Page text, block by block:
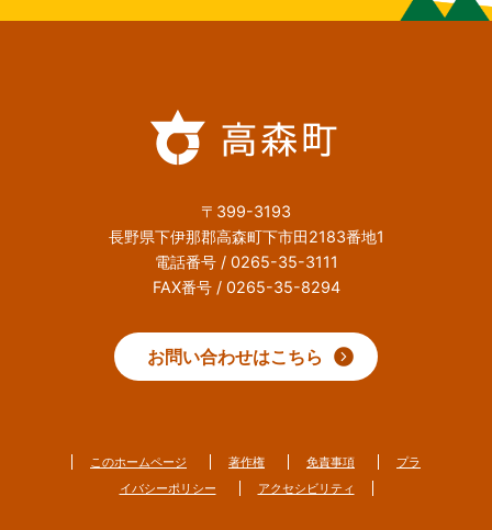
〒399-3193
長野県下伊那郡高森町下市田2183番地1
電話番号 / 0265-35-3111
FAX番号 / 0265-35-8294
お問い合わせはこちら
このホームページ 著作権 免責事項
プラ
イバシーポリシー
アクセシビリティ